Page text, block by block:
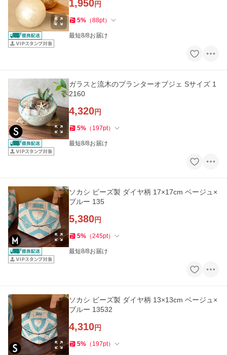
1,950円
5% （88pt）
最短8/8お届け
ガラスと流木のプランターオブジェ Sサイズ 1
2160
4,320円
5% （ 197pt）
最短8/8お届け
ソカシ ビーズ製 ダイヤ柄 17×17cm ベージュ×
ブルー 135
5,380円
5% （245pt）
最短8/8お届け
ソカシ ビーズ製 ダイヤ柄 13×13cm ベージュ×
ブルー 13532
4,310円
5% （ 197pt）